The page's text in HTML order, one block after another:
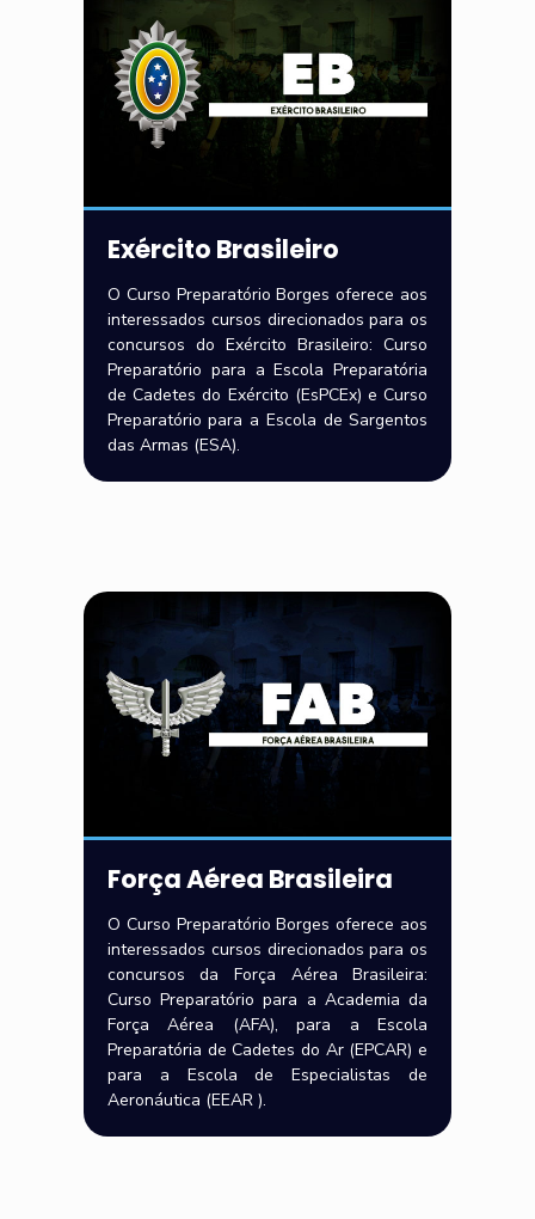
Exército Brasileiro
O Curso Preparatório Borges oferece aos
interessados cursos direcionados para os
concursos do Exército Brasileiro: Curso
Preparatório para a Escola Preparatória
de Cadetes do Exército (EsPCEx) e Curso
Preparatório para a Escola de Sargentos
das Armas (ESA).
Força Aérea Brasileira
O Curso Preparatório Borges oferece aos
interessados cursos direcionados para os
concursos da Força Aérea Brasileira:
Curso Preparatório para a Academia da
Força Aérea (AFA), para a Escola
Preparatória de Cadetes do Ar (EPCAR) e
para a Escola de Especialistas de
Aeronáutica (EEAR ).